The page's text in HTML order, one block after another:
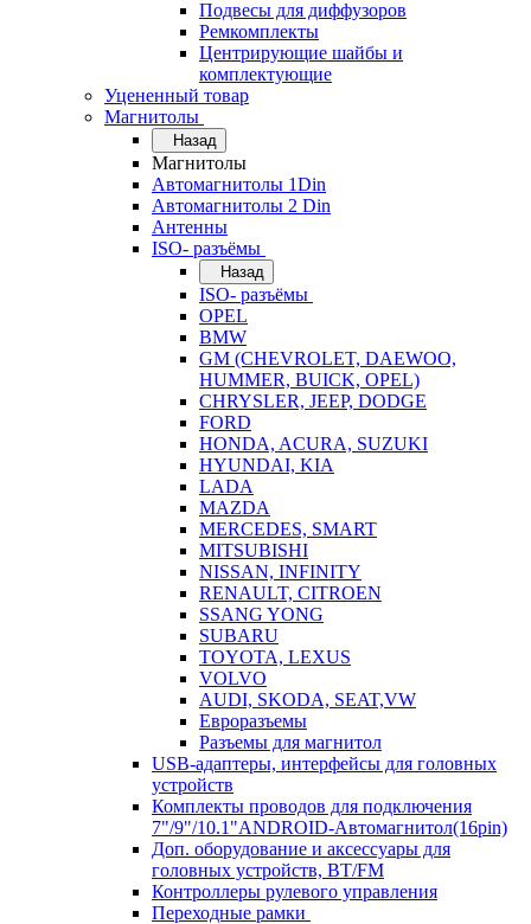
Подвесы для диффузоров
Ремкомплекты
Центрирующие шайбы и
комплектующие
Уцененный товар
Магнитолы
Назад
Магнитолы
Автомагнитолы 1Din
Автомагнитолы 2 Din
Антенны
ISO- разъёмы
Назад
ISO- разъёмы
OPEL
BMW
GM (CHEVROLET, DAEWOO,
HUMMER, BUICK, OPEL)
CHRYSLER, JEEP, DODGE
FORD
HONDA, ACURA, SUZUKI
HYUNDAI, KIA
LADA
MAZDA
MERCEDES, SMART
MITSUBISHI
NISSAN, INFINITY
RENAULT, CITROEN
SSANG YONG
SUBARU
TOYOTA, LEXUS
VOLVO
AUDI, SKODA, SEAT,VW
Евроразъемы
Разъемы для магнитол
USB-адаптеры, интерфейсы для головных
устройств
Комплекты проводов для подключения
7"/9"/10.1"ANDROID-Автомагнитол(16pin)
Доп. оборудование и аксессуары для
головных устройств, BT/FM
Контроллеры рулевого управления
Переходные рамки